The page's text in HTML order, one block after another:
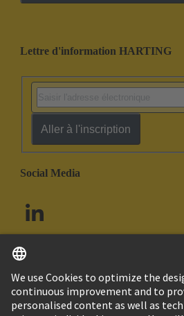
Lettre d'information HARTING
Aller à l'inscription
Social Media
Canada Français